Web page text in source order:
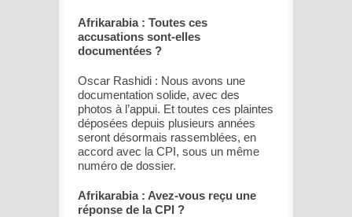
Afrikarabia : Toutes ces
accusations sont-elles
documentées ?
Oscar Rashidi : Nous avons une
documentation solide, avec des
photos à l’appui. Et toutes ces plaintes
déposées depuis plusieurs années
seront désormais rassemblées, en
accord avec la CPI, sous un même
numéro de dossier.
Afrikarabia : Avez-vous reçu une
réponse de la CPI ?